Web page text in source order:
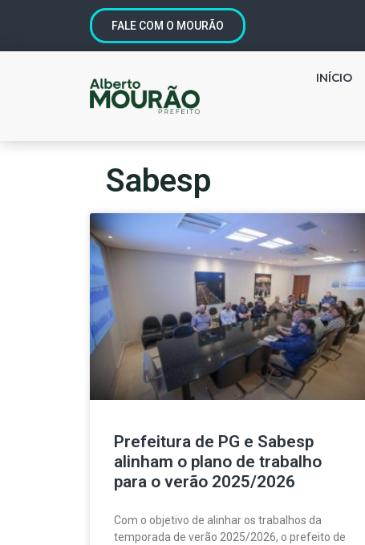
FALE COM O MOURÃO
INÍCIO
Sabesp
Prefeitura de PG e Sabesp
alinham o plano de trabalho
para o verão 2025/2026
Com o objetivo de alinhar os trabalhos da
temporada de verão 2025/2026, o prefeito de